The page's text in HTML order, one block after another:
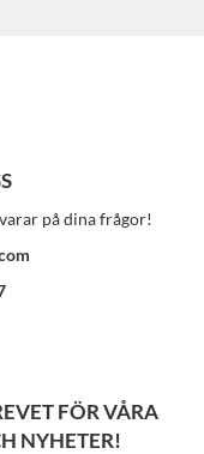
på dina frågor!
FÖR VÅRA
NYHETER!